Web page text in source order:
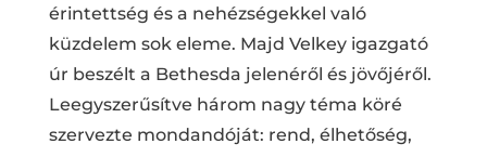
érintettség és a nehézségekkel való
küzdelem sok eleme. Majd Velkey igazgató
úr beszélt a Bethesda jelenéről és jövőjéről.
Leegyszerűsítve három nagy téma köré
szervezte mondandóját: rend, élhetőség,